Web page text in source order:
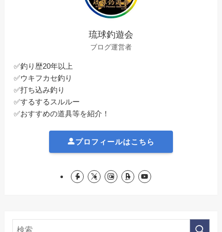
琉球釣遊会
ブログ運営者
✅釣り歴20年以上
✅ウキフカセ釣り
✅打ち込み釣り
✅するするスルルー
✅おすすめの道具等を紹介！
プロフィールはこちら